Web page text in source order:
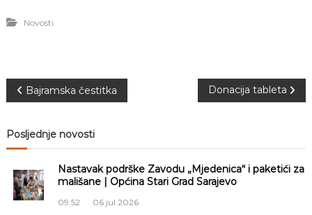
Novosti
N
a
v
Bajramska čestitka Donacija tableta
Posljednje novosti
Nastavak podrške Zavodu „Mjedenica“ i paketići za
mališane | Općina Stari Grad Sarajevo
09:52 06 jul 2026